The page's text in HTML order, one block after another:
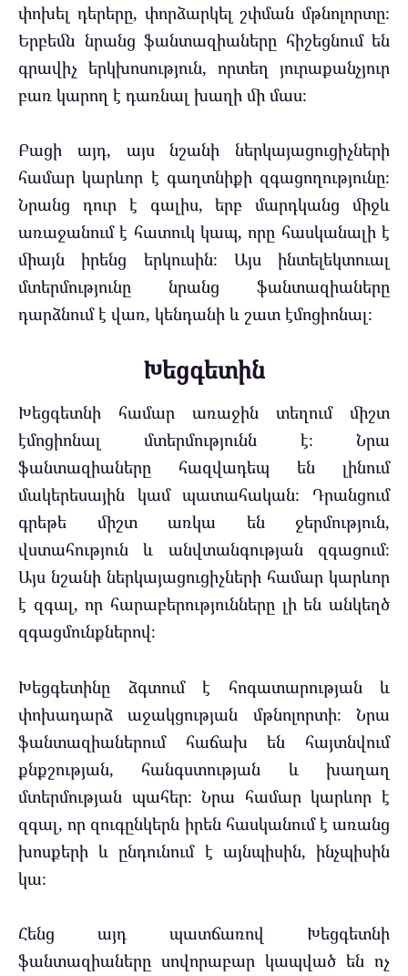
փոխել դերերը, փորձարկել շփման մթնոլորտը։
Երբեմն նրանց ֆանտազիաները հիշեցնում են
գրավիչ երկխոսություն, որտեղ յուրաքանչյուր
բառ կարող է դառնալ խաղի մի մաս։
Բացի այդ, այս նշանի ներկայացուցիչների
համար կարևոր է գաղտնիքի զգացողությունը։
Նրանց դուր է գալիս, երբ մարդկանց միջև
առաջանում է հատուկ կապ, որը հասկանալի է
միայն իրենց երկուսին։ Այս ինտելեկտուալ
մտերմությունը նրանց ֆանտազիաները
դարձնում է վառ, կենդանի և շատ էմոցիոնալ։
Խեցգետին
Խեցգետնի համար առաջին տեղում միշտ
էմոցիոնալ մտերմությունն է։ Նրա
ֆանտազիաները հազվադեպ են լինում
մակերեսային կամ պատահական։ Դրանցում
գրեթե միշտ առկա են ջերմություն,
վստահություն և անվտանգության զգացում։
Այս նշանի ներկայացուցիչների համար կարևոր
է զգալ, որ հարաբերությունները լի են անկեղծ
զգացմունքներով։
Խեցգետինը ձգտում է հոգատարության և
փոխադարձ աջակցության մթնոլորտի։ Նրա
ֆանտազիաներում հաճախ են հայտնվում
քնքշության, հանգստության և խաղաղ
մտերմության պահեր։ Նրա համար կարևոր է
զգալ, որ զուգընկերն իրեն հասկանում է առանց
խոսքերի և ընդունում է այնպիսին, ինչպիսին
կա։
Հենց այդ պատճառով Խեցգետնի
ֆանտազիաները սովորաբար կապված են ոչ